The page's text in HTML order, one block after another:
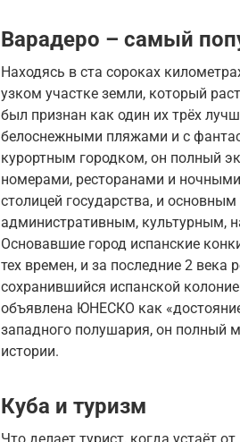
Варадеро – самый
Находясь в ста сороках
узком участке земли, который
был признан как один их трёх
белоснежными пляжами и с
курортным городком, он полный
номерами, ресторанами и
столицей государства, и
административным, культурным,
Основавшие город испанские
тех времен, и за последние 2 века
сохранившийся испанской
объявлена ЮНЕСКО как
западного полушария, он полный
истории.
Куба и туризм
Что делает турист, когда устаёт